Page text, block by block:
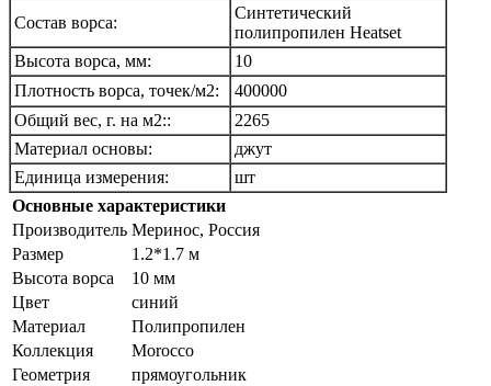
Состав ворса:
Синтетический
полипропилен Heatset
Высота ворса, мм:
10
Плотность ворса, точек/м2:
400000
Общий вес, г. на м2::
2265
Материал основы:
джут
Единица измерения:
шт
Основные характеристики
Производитель Меринос, Россия
Размер
1.2*1.7 м
Высота ворса
10 мм
Цвет
синий
Материал
Полипропилен
Коллекция
Morocco
Геометрия
прямоугольник